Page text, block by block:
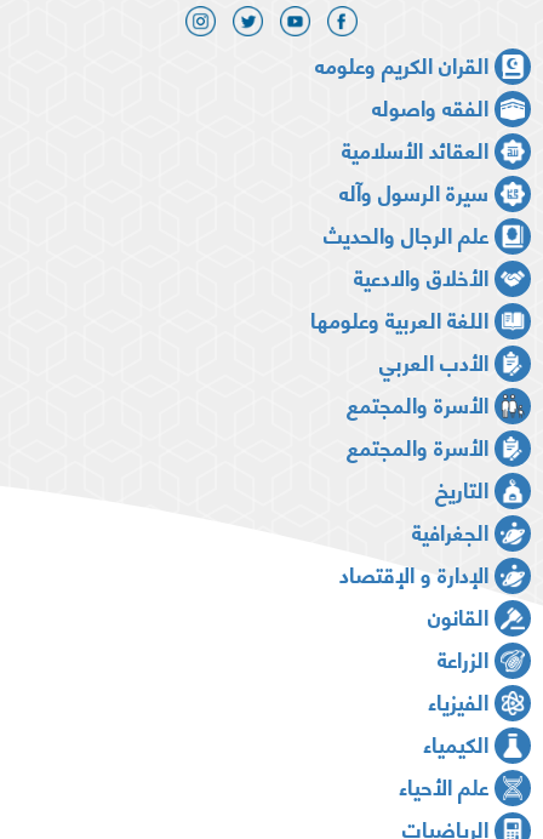
القران الكريم وعلومه
الفقه واصوله
العقائد الأسلامية
سيرة الرسول وآله
علم الرجال والحديث
الأخلاق والادعية
اللغة العربية وعلومها
الأدب العربي
الأسرة والمجتمع
الأسرة والمجتمع
التاريخ
الجغرافية
الإدارة و الإقتصاد
القانون
الزراعة
الفيزياء
الكيمياء
علم الأحياء
الرياضيات